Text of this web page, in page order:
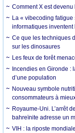
Comment X est
La « vibecoding fatigue
informatiques
Ce que les techniques
sur les dinosaures
Les feux de forêt
Incendies en Gironde :
d’une population
Nouveau symbole
consommateurs à
Royaume-Uni. L’arrêt
bahreïnite adresse un
VIH : la riposte